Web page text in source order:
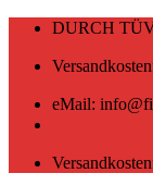
Zum
springen
DURCH
eMail: